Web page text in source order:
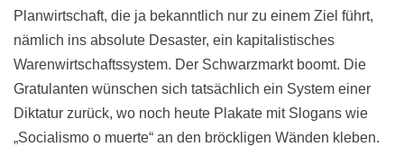
Planwirtschaft, die ja bekanntlich nur zu einem Ziel führt,
nämlich ins absolute Desaster, ein kapitalistisches
Warenwirtschaftssystem. Der Schwarzmarkt boomt. Die
Gratulanten wünschen sich tatsächlich ein System einer
Diktatur zurück, wo noch heute Plakate mit Slogans wie
„Socialismo o muerte“ an den bröckligen Wänden kleben.